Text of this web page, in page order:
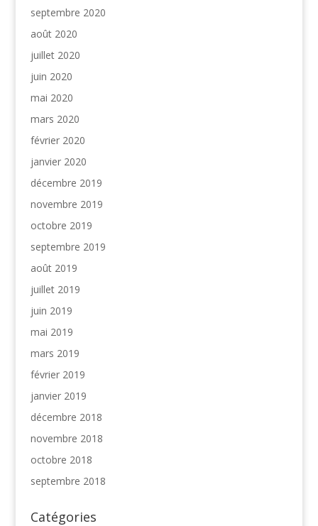
septembre 2020
août 2020
juillet 2020
juin 2020
mai 2020
mars 2020
février 2020
janvier 2020
décembre 2019
novembre 2019
octobre 2019
septembre 2019
août 2019
juillet 2019
juin 2019
mai 2019
mars 2019
février 2019
janvier 2019
décembre 2018
novembre 2018
octobre 2018
septembre 2018
Catégories